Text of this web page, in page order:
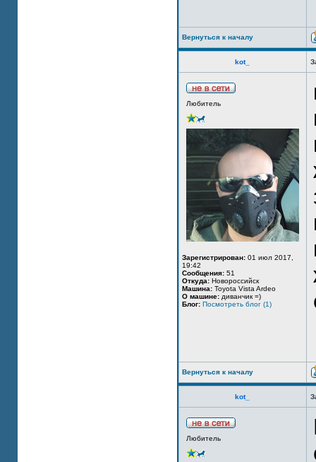
Вернуться к началу
kot_
Любитель
Зарегистрирован: 01 июл 2017,
19:42
Сообщения: 51
Откуда: Новороссийск
Машина: Toyota Vista Ardeo
О машине: диванчик =)
Блог: Посмотреть блог (1)
Вернуться к началу
kot_
Любитель